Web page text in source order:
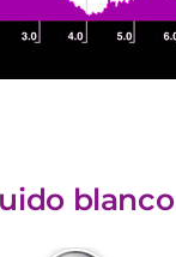
blanco